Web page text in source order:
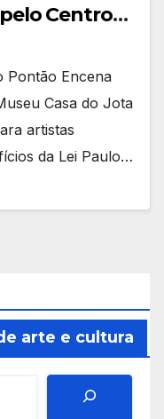
Centro
Pontão Encena
Casa do Jota
artistas
da Lei Paulo…
arte e cultura